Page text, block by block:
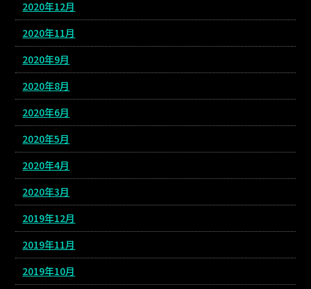
2020年12月
2020年11月
2020年9月
2020年8月
2020年6月
2020年5月
2020年4月
2020年3月
2019年12月
2019年11月
2019年10月